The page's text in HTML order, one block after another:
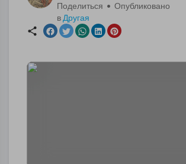
Поделиться • Опубликовано
в Другая